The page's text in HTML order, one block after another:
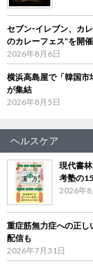
セブン‐イレブン、カ
のカレーフェス”を開
2026年8月6日
横浜高島屋で「韓国
が集結
2026年8月5日
ヘルスケア
現代書
考塾の
2026年8
重症筋無力症への正
配信も
2026年7月31日